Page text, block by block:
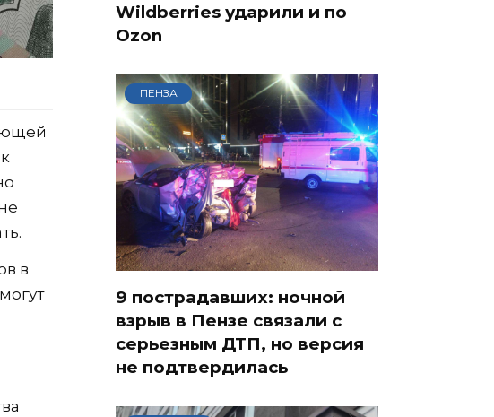
в
Wildberries ударили и по
Ozon
ПЕНЗА
9 пострадавших: ночной
взрыв в Пензе связали с
серьезным ДТП, но версия
не подтвердилась